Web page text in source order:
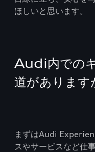
ほしいと思います。
Audi内での
道があります
まずはAudi
スやサービスなど仕